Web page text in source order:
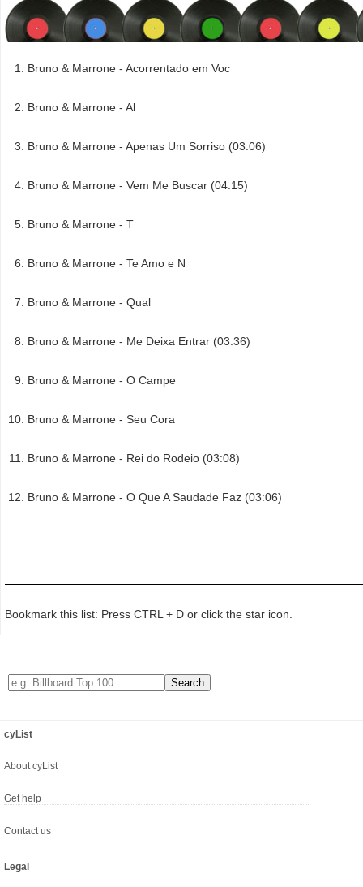
Bruno & Marrone - Acorrentado em Voc
Bruno & Marrone - Al
Bruno & Marrone - Apenas Um Sorriso (03:06)
Bruno & Marrone - Vem Me Buscar (04:15)
Bruno & Marrone - T
Bruno & Marrone - Te Amo e N
Bruno & Marrone - Qual
Bruno & Marrone - Me Deixa Entrar (03:36)
Bruno & Marrone - O Campe
Bruno & Marrone - Seu Cora
Bruno & Marrone - Rei do Rodeio (03:08)
Bruno & Marrone - O Que A Saudade Faz (03:06)
Bookmark this list: Press CTRL + D or click the star icon.
cyList
About cyList
Get help
Contact us
Legal